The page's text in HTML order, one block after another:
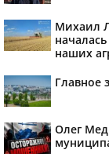
Михаил
наших
Главное
Олег